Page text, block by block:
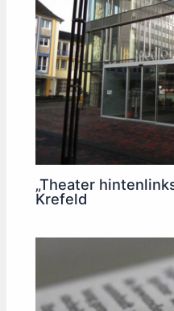
„Theater
Krefeld